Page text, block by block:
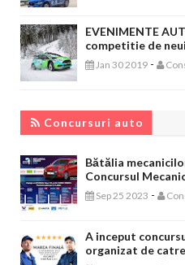
EVENIMENTE
competitie de
Jan 30 2019 -
Concursuri auto
Bătălia
Concursul
Sep 25 2023 -
A inceput
organizat de